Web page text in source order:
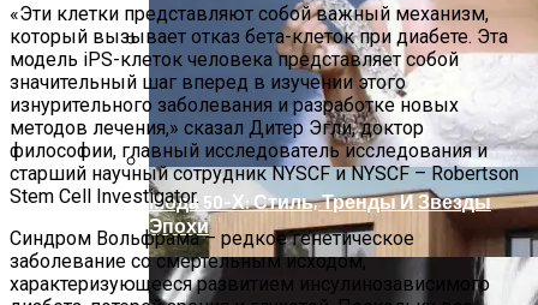
Оценка Будущих Расходов На
Обслуживание Вашего Дома
Мода 50-Х: Стиль, Тренды И Звезды
Эпохи
«Эти клетки представляют собой важный механизм,
который вызывает отказ бета-клеток при диабете. Эта
модель iPS-клеток человека представляет собой
значительный шаг вперед в изучении этого
изнурительного заболевания и разработке новых
методов лечения,» сказал Дитер Эгли, доктор
философии, главный исследователь исследования и
старший научный сотрудник NYSCF и NYSCF – Robertson
Stem Cell Investigator.
Синдром Вольфрама – редкое генетическое
заболевание со смертельным исходом,
характеризующееся развитием инсулинозависимого